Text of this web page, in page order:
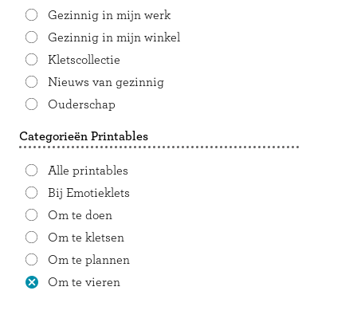
Gezinnig in mijn werk
Gezinnig in mijn winkel
Kletscollectie
Nieuws van gezinnig
Ouderschap
Categorieën Printables
Alle printables
Bij Emotieklets
Om te doen
Om te kletsen
Om te plannen
Om te vieren